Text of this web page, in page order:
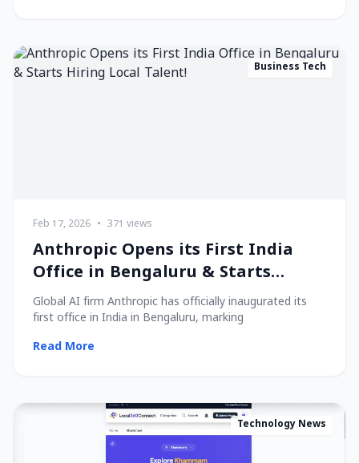
Business Tech
Feb 17, 2026 • 371 views
Anthropic Opens its First India
Office in Bengaluru & Starts
Hiring Local Talent!
Global AI firm Anthropic has officially inaugurated its
first office in India in Bengaluru, marking
Read More
Technology News